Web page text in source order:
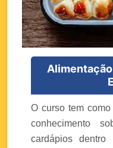
O curso tem
conhecimento
cardápios